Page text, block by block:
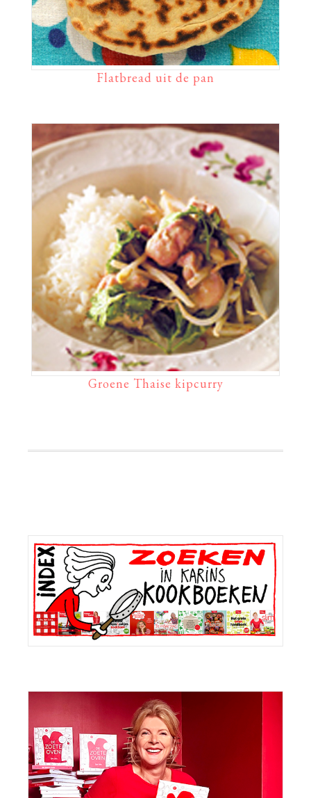
Flatbread uit de pan
Groene Thaise kipcurry
Primaire
Sidebar